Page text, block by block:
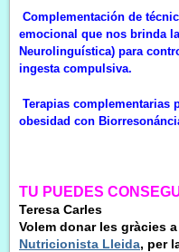
Complementación de
emocional que nos brinda
Neurolinguística) para
ingesta compulsiva.
Terapias complementarias
obesidad con
TU PUEDES
Teresa Carles
Volem donar les gràcies
Nutricionista Lleida, per